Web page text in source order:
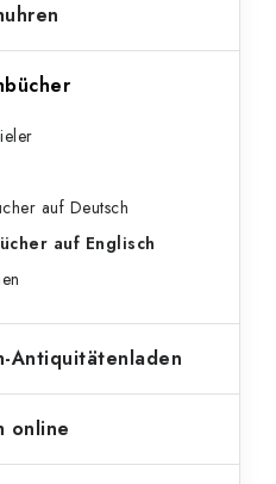
auf Deutsch
auf Englisch
Antiquitätenladen
online